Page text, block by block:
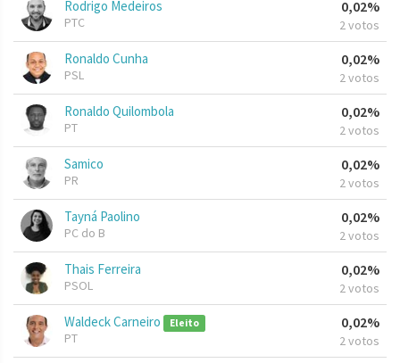
Rodrigo Medeiros
PTC
0,02%
2 votos
Ronaldo Cunha
PSL
0,02%
2 votos
Ronaldo Quilombola
PT
0,02%
2 votos
Samico
PR
0,02%
2 votos
Tayná Paolino
PC do B
0,02%
2 votos
Thais Ferreira
PSOL
0,02%
2 votos
Waldeck Carneiro Eleito
PT
0,02%
2 votos